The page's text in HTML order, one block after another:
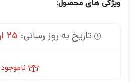
ویژگی های محصول:
تاریخ به روز رسانی: 25 اردیبهشت 1404
ناموجود